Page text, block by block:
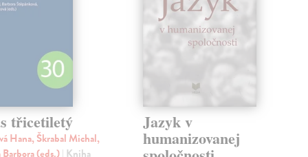
třicetiletý
Hana, Škrabal Michal,
Barbora (eds.)| Kniha
Jazyk v
humanizovanej